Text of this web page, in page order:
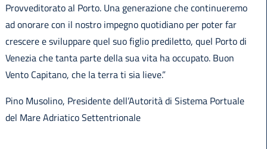
Provveditorato al Porto. Una generazione che continueremo
ad onorare con il nostro impegno quotidiano per poter far
crescere e sviluppare quel suo figlio prediletto, quel Porto di
Venezia che tanta parte della sua vita ha occupato. Buon
Vento Capitano, che la terra ti sia lieve.”
Pino Musolino, Presidente dell’Autorità di Sistema Portuale
del Mare Adriatico Settentrionale